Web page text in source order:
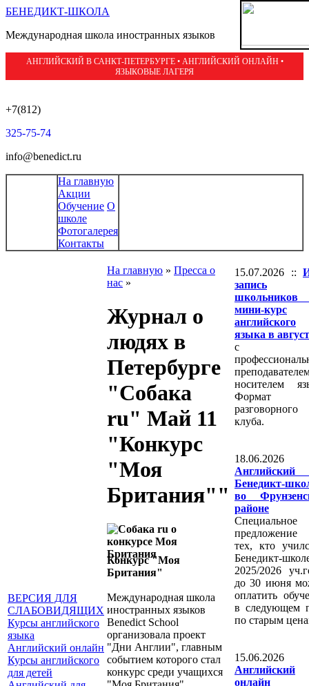
БЕНЕДИКТ-ШКОЛА
Международная школа иностранных языков
АНГЛИЙСКИЙ В САНКТ-ПЕТЕРБУРГЕ • АНГЛИЙСКИЙ ОНЛАЙН •
ЯЗЫКОВЫЕ ЛАГЕРЯ
+7(812)
325-75-74
info@benedict.ru
На главную
Акции
Обучение О
школе
Фотогалерея
Контакты
ВЕРСИЯ ДЛЯ
СЛАБОВИДЯЩИХ
Курсы английского
языка
Английский онлайн
Курсы английского
для детей
На главную » Пресса о
нас »
Журнал о
людях в
Петербурге
"Собака
ru" Май 11
"Конкурс
"Моя
Британия""
Конкурс "Моя
Британия"
Международная школа
иностранных языков
Benedict School
организовала проект
"Дни Англии", главным
событием которого стал
конкурс среди учащихся
15.07.2026 ::
запись
мини-курс
английского
языка в
с
носителем
Формат
разговорного
клуба.
Бенедикт-
во
районе
Специальное
предложение
тех, кто
Бенедикт-
2025/2026
до 30 июня
оплатить
в следующем
по старым
Английский
онлайн